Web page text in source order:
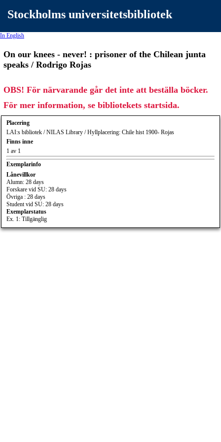
Stockholms universitetsbibliotek
In English
On our knees - never! : prisoner of the Chilean junta
speaks / Rodrigo Rojas
OBS! För närvarande går det inte att beställa böcker.
För mer information, se bibliotekets startsida.
Placering
LAI:s bibliotek / NILAS Library / Hyllplacering: Chile hist 1900- Rojas
Finns inne
1 av 1
Exemplarinfo
Lånevillkor
Alumn: 28 days
Forskare vid SU: 28 days
Övriga : 28 days
Student vid SU: 28 days
Exemplarstatus
Ex. 1: Tillgänglig